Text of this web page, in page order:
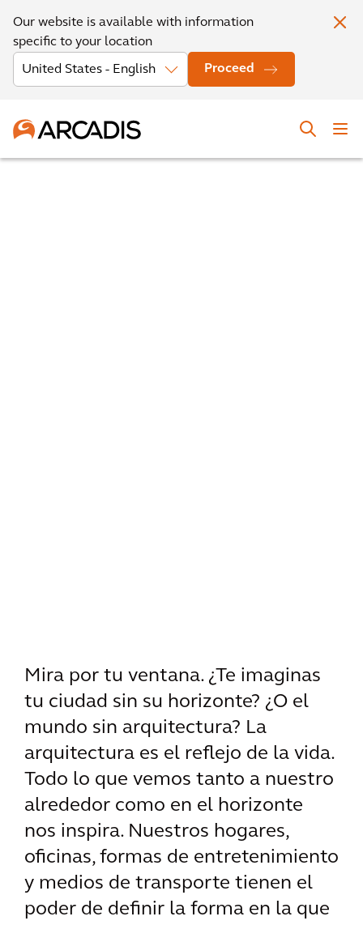
Our website is available with information
specific to your location
Proceed
Mira por tu ventana. ¿Te imaginas
tu ciudad sin su horizonte? ¿O el
mundo sin arquitectura? La
arquitectura es el reflejo de la vida.
Todo lo que vemos tanto a nuestro
alrededor como en el horizonte
nos inspira. Nuestros hogares,
oficinas, formas de entretenimiento
y medios de transporte tienen el
poder de definir la forma en la que